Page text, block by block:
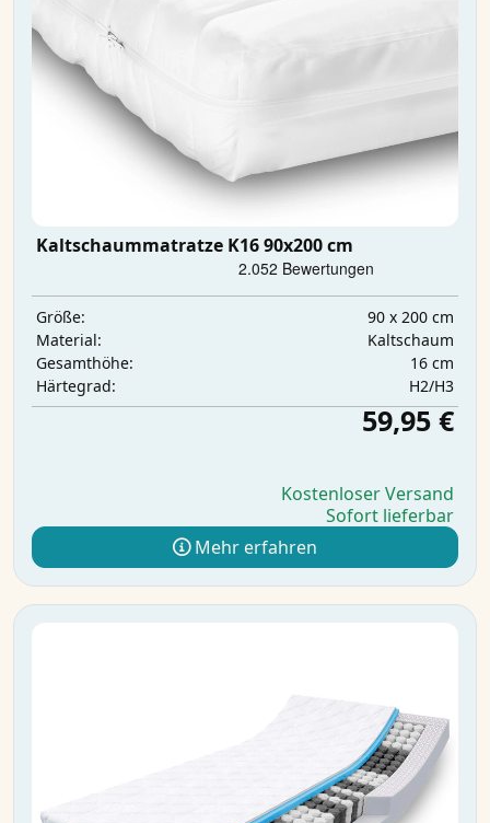
Kaltschaummatratze K16 90x200 cm
Größe:
90 x 200 cm
Material:
Kaltschaum
Gesamthöhe:
16 cm
Härtegrad:
H2/H3
59,95 €
Kostenloser Versand
Sofort lieferbar
Mehr erfahren